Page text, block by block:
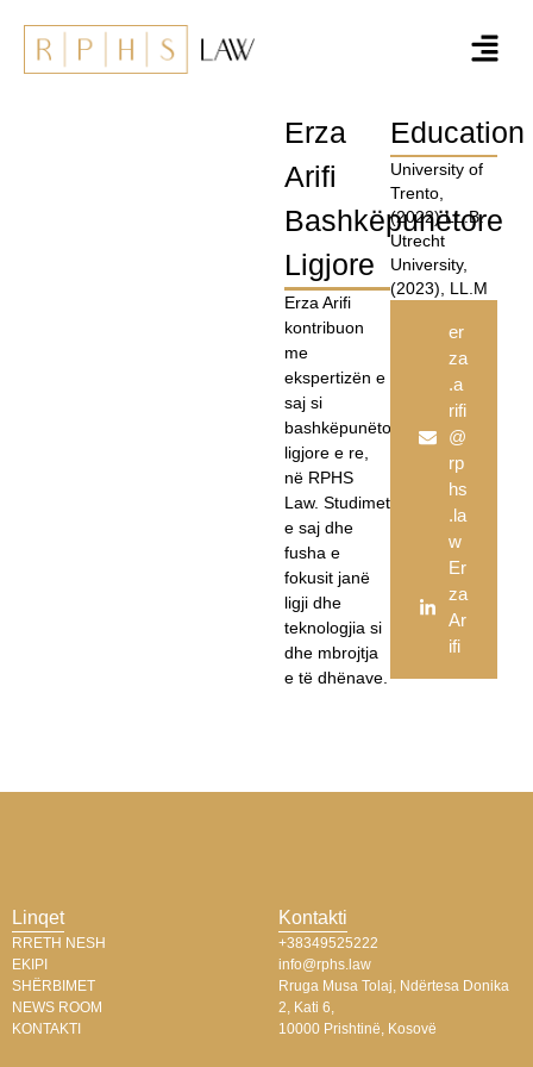
Erza
Arifi
Bashkëpunëtore
Ligjore
Erza Arifi
kontribuon
me
ekspertizën e
saj si
bashkëpunëtore
ligjore e re,
në RPHS
Law. Studimet
e saj dhe
fusha e
fokusit janë
ligji dhe
teknologjia si
dhe mbrojtja
e të dhënave.
Education
University of
Trento,
(2022) LL.B.
Utrecht
University,
(2023), LL.M
er
za
.a
rifi
@
rp
hs
.la
w
Er
za
Ar
ifi
Linqet
RRETH NESH
EKIPI
SHËRBIMET
NEWS ROOM
KONTAKTI
Kontakti
+38349525222
info@rphs.law
Rruga Musa Tolaj, Ndërtesa Donika
2, Kati 6,
10000 Prishtinë, Kosovë